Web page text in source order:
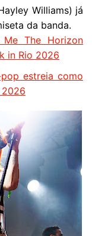
Williams) já
da banda.
The Horizon
in Rio 2026
estreia como
2026